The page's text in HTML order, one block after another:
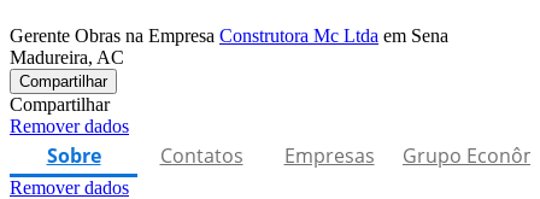
Gerente Obras na Empresa Construtora Mc Ltda em Sena
Madureira, AC
Compartilhar
Compartilhar
Remover dados
Sobre Contatos Empresas Grupo
Remover dados